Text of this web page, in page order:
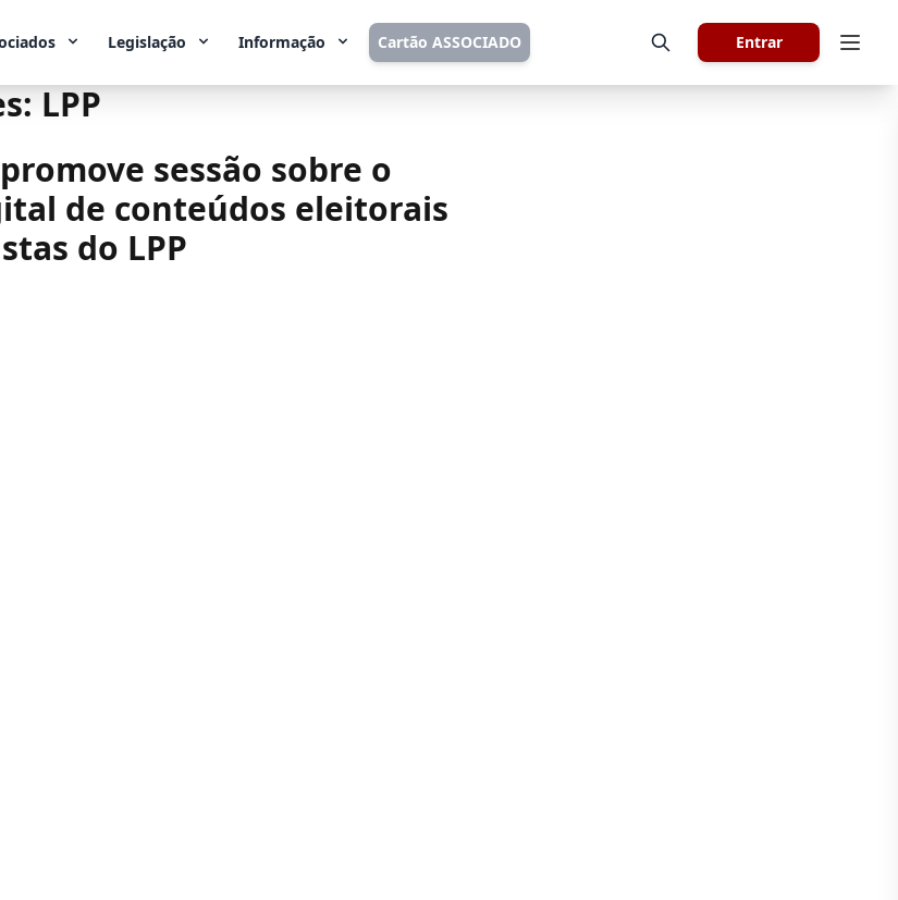
Legislação Informação Cartão ASSOCIADO Entrar
LPP
sessão sobre o
de conteúdos eleitorais
do LPP